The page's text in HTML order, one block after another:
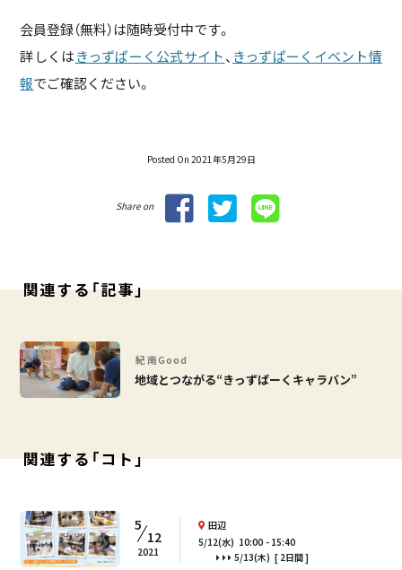
会員登録（無料）は随時受付中です。
詳しくはきっずぱーく公式サイト、 きっずぱーくイベント情
報でご確認ください。
Posted On 2021年5月29日
Share on
関連する「記事」
紀南Good
地域とつながる“きっずぱーくキャラバン”
関連する「コト」
5
12
2021
田辺
5/12(水) 10:00
15:40
5/13(木) [ 2日間 ]